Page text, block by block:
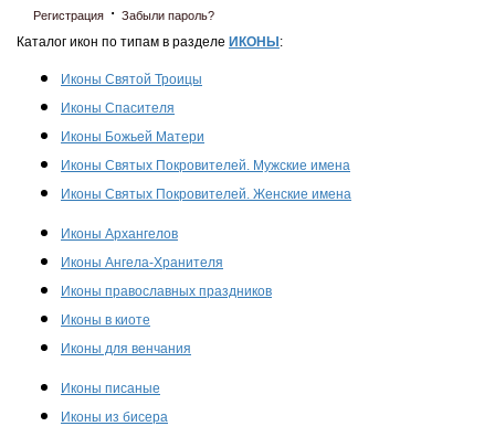
Регистрация · Забыли пароль?
Каталог икон по типам в разделе ИКОНЫ :
Иконы Святой Троицы
Иконы Спасителя
Иконы Божьей Матери
Иконы Святых Покровителей. Мужские имена
Иконы Святых Покровителей. Женские имена
Иконы Архангелов
Иконы Ангела-Хранителя
Иконы православных праздников
Иконы в киоте
Иконы для венчания
Иконы писаные
Иконы из бисера